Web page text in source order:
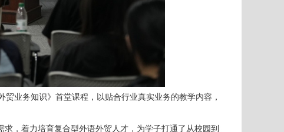
业务知识》首堂课程，以贴合行业真实业务的教学内容，
，着力培育复合型外语外贸人才，为学子打通了从校园到